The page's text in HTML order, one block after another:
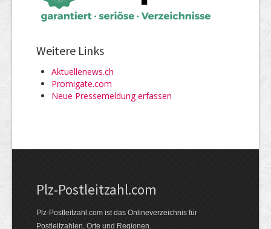
Weitere Links
Aktuellenews.ch
Promigate.com
Neue Pressemeldung erfassen
Plz-Postleitzahl.com
Plz-Postleitzahl.com ist das Onlineverzeichnis für
Postleitzahlen, Orte und Regionen.